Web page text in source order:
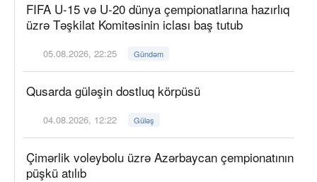
FIFA U-15 və U-20 dünya çempionatlarına hazırlıq
üzrə Təşkilat Komitəsinin iclası baş tutub
05.08.2026, 22:25 Gündəm
Qusarda güləşin dostluq körpüsü
04.08.2026, 12:22 Güləş
Çimərlik voleybolu üzrə Azərbaycan çempionatının
püşkü atılıb